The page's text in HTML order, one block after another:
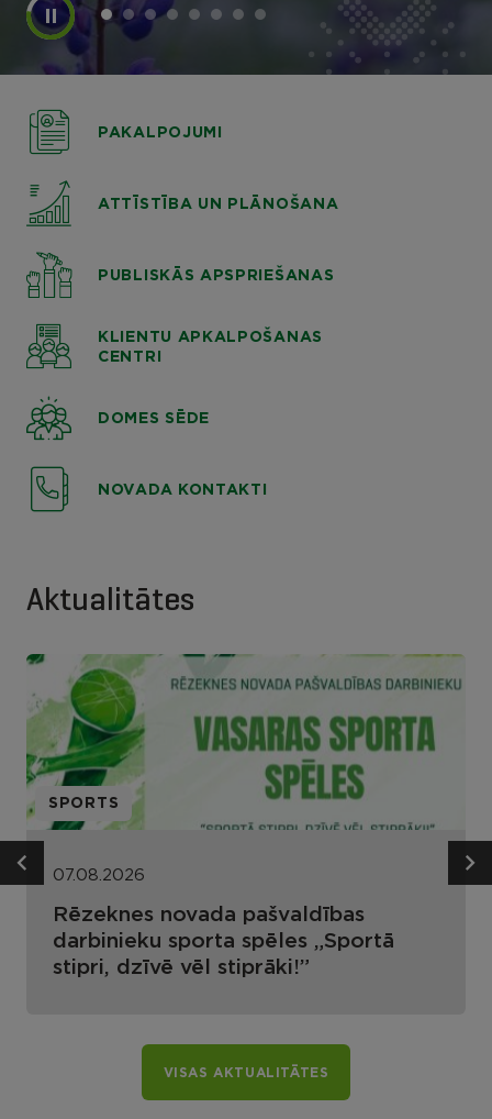
PAKALPOJUMI
ATTĪSTĪBA UN PLĀNOŠANA
PUBLISKĀS APSPRIEŠANAS
KLIENTU APKALPOŠANAS
CENTRI
DOMES SĒDE
NOVADA KONTAKTI
Aktualitātes
SPORTS
07.08.2026
Rēzeknes novada pašvaldības
darbinieku sporta spēles „Sportā
stipri, dzīvē vēl stiprāki!”
VISAS AKTUALITĀTES